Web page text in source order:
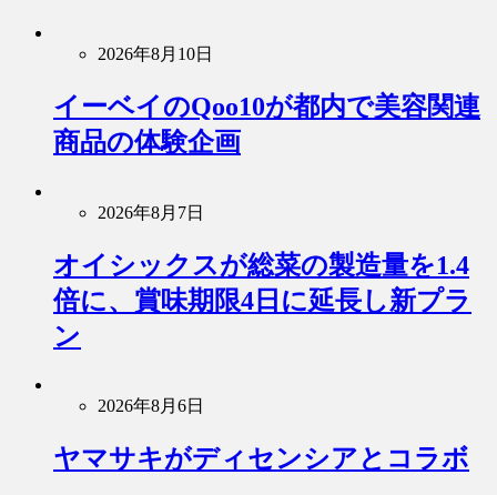
2026年8月10日
イーベイのQoo10が都内で美容関連
商品の体験企画
2026年8月7日
オイシックスが総菜の製造量を1.4
倍に、賞味期限4日に延長し新プラ
ン
2026年8月6日
ヤマサキがディセンシアとコラボ